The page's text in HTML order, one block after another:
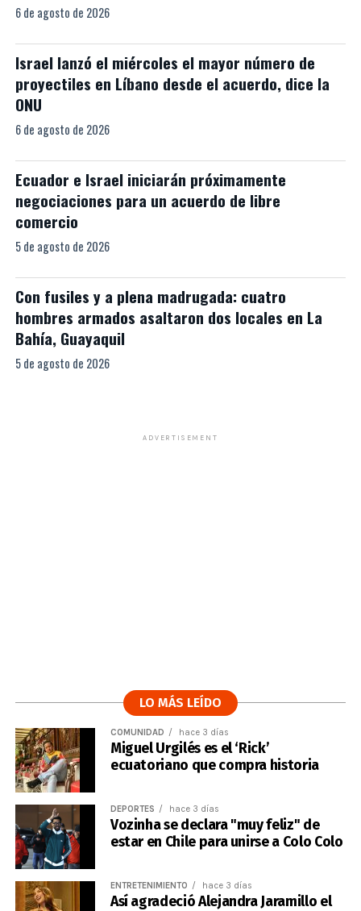
6 de agosto de 2026
Israel lanzó el miércoles el mayor número de
proyectiles en Líbano desde el acuerdo, dice la
ONU
6 de agosto de 2026
Ecuador e Israel iniciarán próximamente
negociaciones para un acuerdo de libre
comercio
5 de agosto de 2026
Con fusiles y a plena madrugada: cuatro
hombres armados asaltaron dos locales en La
Bahía, Guayaquil
5 de agosto de 2026
ADVERTISEMENT
LO MÁS LEÍDO
COMUNIDAD hace 3 días
Miguel Urgilés es el ‘Rick’
ecuatoriano que compra historia
DEPORTES hace 3 días
Vozinha se declara "muy feliz" de
estar en Chile para unirse a Colo Colo
ENTRETENIMIENTO hace 3 días
Así agradeció Alejandra Jaramillo el